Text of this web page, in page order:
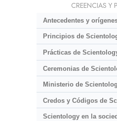
CREENCIAS Y
Antecedentes y
Principios de
Prácticas de
Ceremonias de
Ministerio de
Credos y Códigos de
Scientology en la